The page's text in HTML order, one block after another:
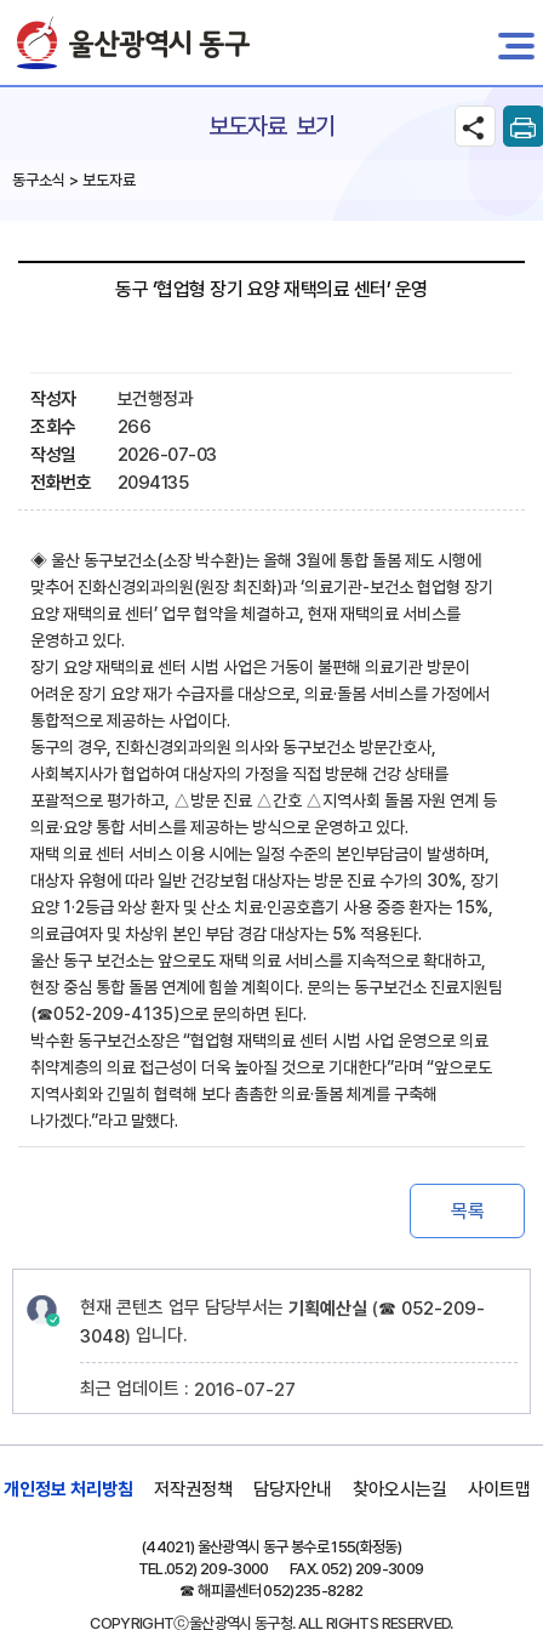
전자민원
보도자료 보기
동구소식 > 보도자료
동구 ‘협업형 장기 요양 재택의료 센터’ 운영
작성자
보건행정과
조회수
266
작성일
2026-07-03
전화번호
2094135
◈ 울산 동구보건소(소장 박수환)는 올해 3월에 통합 돌봄 제도 시행에
맞추어 진화신경외과의원(원장 최진화)과 ‘의료기관-보건소 협업형 장기
요양 재택의료 센터’ 업무 협약을 체결하고, 현재 재택의료 서비스를
운영하고 있다.
장기 요양 재택의료 센터 시범 사업은 거동이 불편해 의료기관 방문이
어려운 장기 요양 재가 수급자를 대상으로, 의료·돌봄 서비스를 가정에서
통합적으로 제공하는 사업이다.
동구의 경우, 진화신경외과의원 의사와 동구보건소 방문간호사,
사회복지사가 협업하여 대상자의 가정을 직접 방문해 건강 상태를
포괄적으로 평가하고, △방문 진료 △간호 △지역사회 돌봄 자원 연계 등
의료·요양 통합 서비스를 제공하는 방식으로 운영하고 있다.
재택 의료 센터 서비스 이용 시에는 일정 수준의 본인부담금이 발생하며,
대상자 유형에 따라 일반 건강보험 대상자는 방문 진료 수가의 30%, 장기
요양 1·2등급 와상 환자 및 산소 치료·인공호흡기 사용 중증 환자는 15%,
의료급여자 및 차상위 본인 부담 경감 대상자는 5% 적용된다.
울산 동구 보건소는 앞으로도 재택 의료 서비스를 지속적으로 확대하고,
현장 중심 통합 돌봄 연계에 힘쓸 계획이다. 문의는 동구보건소 진료지원팀
(☎052-209-4135)으로 문의하면 된다.
박수환 동구보건소장은 “협업형 재택의료 센터 시범 사업 운영으로 의료
취약계층의 의료 접근성이 더욱 높아질 것으로 기대한다”라며 “앞으로도
지역사회와 긴밀히 협력해 보다 촘촘한 의료·돌봄 체계를 구축해
나가겠다.”라고 말했다.
목록
현재 콘텐츠 업무 담당부서는 기획예산실 (☎ 052-209-
3048) 입니다.
최근 업데이트 : 2016-07-27
개인정보 처리방침 저작권정책 담당자안내 찾아오시는길 사이트맵
(44021) 울산광역시 동구 봉수로 155(화정동)
TEL.052) 209-3000
FAX. 052) 209-3009
☎ 해피콜센터052)235-8282
COPYRIGHTⓒ울산광역시 동구청. ALL RIGHTS RESERVED.